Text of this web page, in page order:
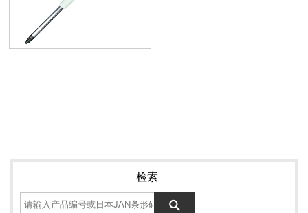
检索